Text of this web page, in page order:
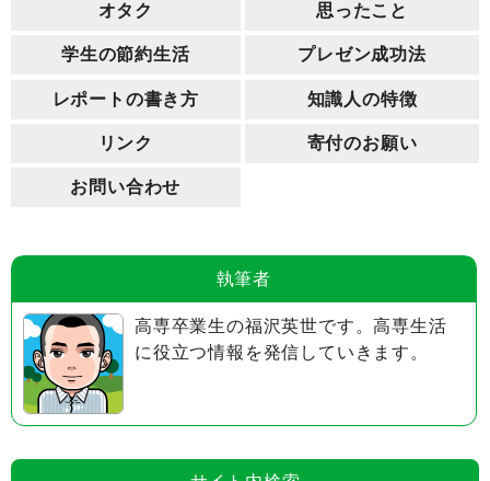
オタク 思ったこと
学生の節約生活 プレゼン成功法
レポートの書き方 知識人の特徴
リンク 寄付のお願い
お問い合わせ
執筆者
高専卒業生の福沢英世です。高専生活
に役立つ情報を発信していきます。